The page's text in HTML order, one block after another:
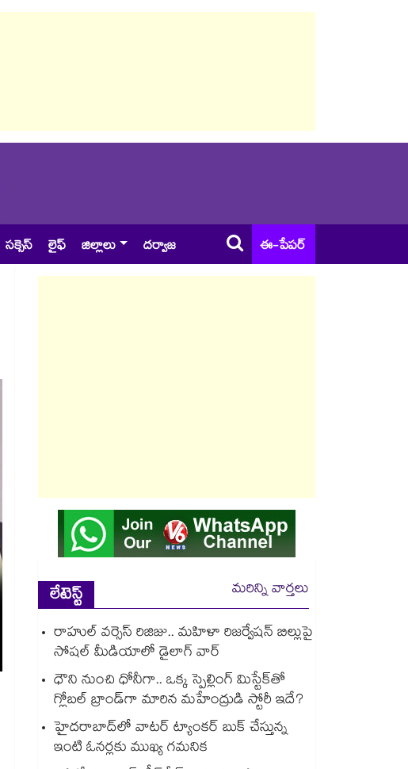
సక్సెస్ లైఫ్ జిల్లాలు దర్వాజ ఈ-పేపర్
లేటెస్ట్
మరిన్ని వార్తలు
రాహుల్ వర్సెస్ రిజిజు.. మహిళా రిజర్వేషన్ బిల్లుపై
సోషల్ మీడియాలో డైలాగ్ వార్
ధౌని నుంచి ధోనీగా.. ఒక్క స్పెల్లింగ్ మిస్టేక్‌తో
గ్లోబల్ బ్రాండ్‌గా మారిన మహేంద్రుడి స్టోరీ ఇదే?
హైదరాబాద్⁪లో వాటర్ ట్యాంకర్ బుక్ చేస్తున్న
ఇంటి ఓనర్లకు ముఖ్య గమనిక